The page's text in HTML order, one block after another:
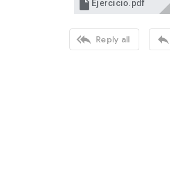
 Ejercicio.pdf
 Reply all 